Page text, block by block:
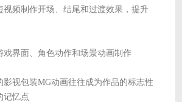
视频制作开场、结尾和过渡效果，提升
戏界面、角色动作和场景动画制作
影视包装MG动画往往成为作品的标志性
记忆点